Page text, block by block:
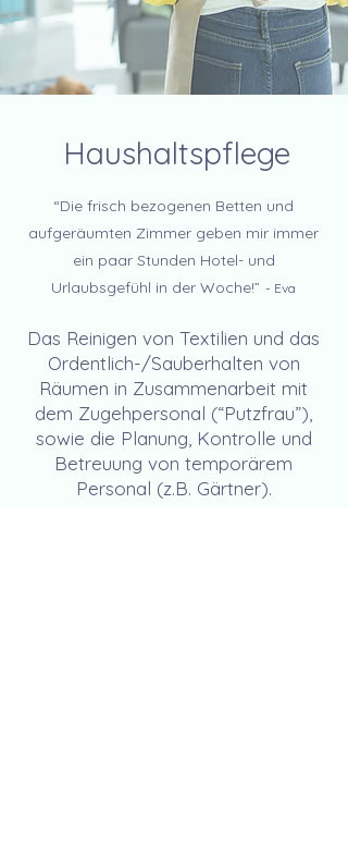
Haushaltspflege
“Die frisch bezogenen Betten und
aufgeräumten Zimmer geben mir immer
ein paar Stunden Hotel- und
Urlaubsgefühl in der Woche!” - Eva
Das Reinigen von Textilien und das
Ordentlich-/Sauberhalten von
Räumen in Zusammenarbeit mit
dem Zugehpersonal (“Putzfrau”),
sowie die Planung, Kontrolle und
Betreuung von temporärem
Personal (z.B. Gärtner).